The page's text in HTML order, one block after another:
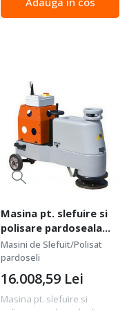
300 mm Capacitate rezervor
apa: 25 l Dimensiuni
Masina pt. slefuire si
polisare pardoseala
din marmura, 300mm,
2.2 kW, GAZZELLA -
Mondial
Masini de Slefuit/Polisat
pardoseli
Masina pt. slefuire si
16.008,59 Lei